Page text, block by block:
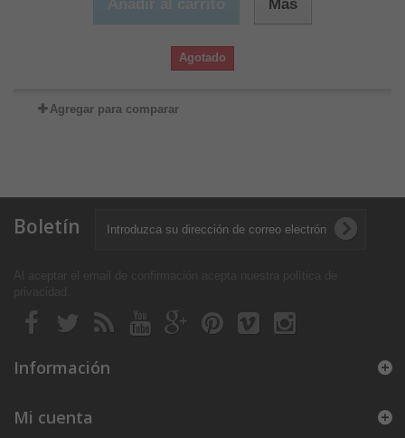
Más
Agotado
Agregar para comparar
Boletín
Información
Mi cuenta